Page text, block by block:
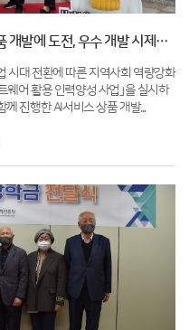
SK텔레콤과 함께 AI기반 서비스 시제품 개발에 도전, 우수 개발 시제품 평가결과 발표
시대 전환에 따른 지역사회 역량강화
웨어 활용 인력양성 사업｣을 실시하
께 진행한 AI서비스 상품 개발...